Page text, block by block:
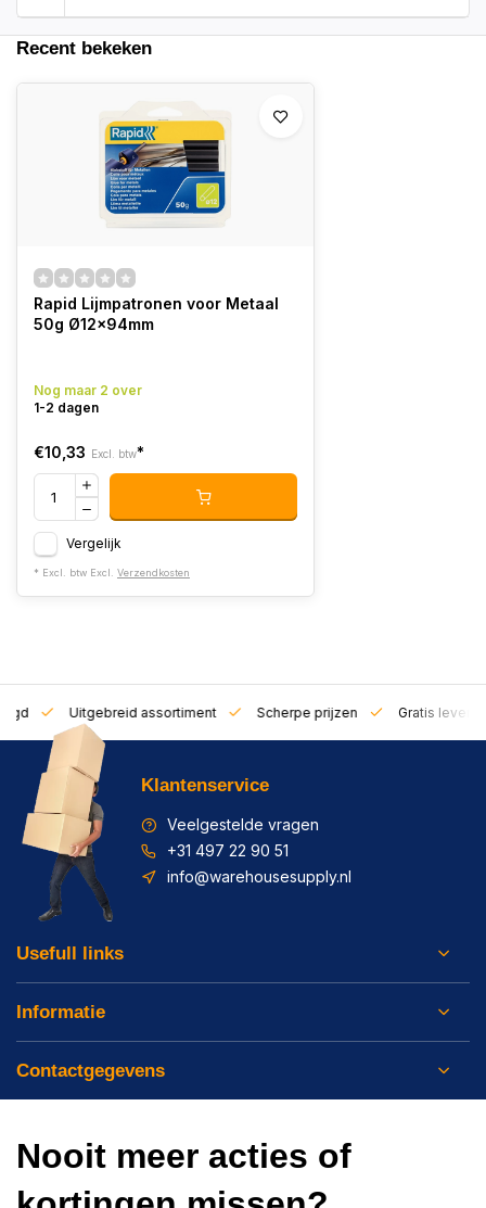
Recent bekeken
Rapid Lijmpatronen voor Metaal
50g Ø12x94mm
Nog maar 2 over
1-2 dagen
€10,33 Excl. btw*
Vergelijk
* Excl. btw Excl. Verzendkosten
Uitgebreid assortiment Scherpe prijzen Gratis
Klantenservice
Veelgestelde vragen
+31 497 22 90 51
info@warehousesupply.nl
Usefull links
Informatie
Contactgegevens
Nooit meer acties of